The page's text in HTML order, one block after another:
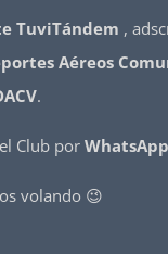
TuviTándem ,
Aéreos
.
Club porWhatsApp
volando 😉